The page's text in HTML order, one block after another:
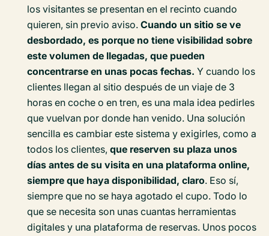
los visitantes se presentan en el recinto cuando
quieren, sin previo aviso. Cuando un sitio se ve
desbordado, es porque no tiene visibilidad sobre
este volumen de llegadas, que pueden
concentrarse en unas pocas fechas. Y cuando los
clientes llegan al sitio después de un viaje de 3
horas en coche o en tren, es una mala idea pedirles
que vuelvan por donde han venido. Una solución
sencilla es cambiar este sistema y exigirles, como a
todos los clientes, que reserven su plaza unos
días antes de su visita en una plataforma online,
siempre que haya disponibilidad, claro. Eso sí,
siempre que no se haya agotado el cupo. Todo lo
que se necesita son unas cuantas herramientas
digitales y una plataforma de reservas. Unos pocos